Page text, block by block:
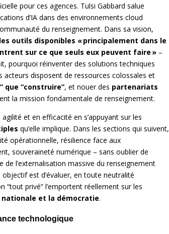
pour ces agences. Tulsi Gabbard salue
d’IA dans des environnements cloud
du renseignement. Dans sa vision,
outils disponibles « principalement dans le
sur ce que seuls eux peuvent faire » –
pourquoi réinventer des solutions techniques
disposent de ressources colossales et
que “construire”, et nouer des partenariats
la mission fondamentale de renseignement.
et en efficacité en s’appuyant sur les
qu’elle implique. Dans les sections qui suivent,
opérationnelle, résilience face aux
souveraineté numérique – sans oublier de
l’externalisation massive du renseignement
objectif est d’évaluer, en toute neutralité
privé” l’emportent réellement sur les
et la démocratie.
technologique